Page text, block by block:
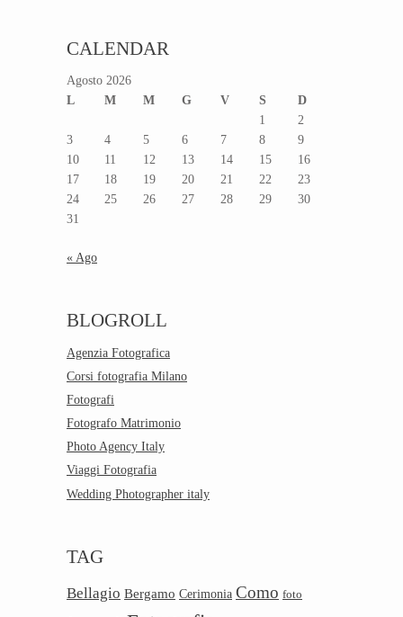
CALENDAR
Agosto 2026
L
M M G V S
D
1
2
3
4 5 6 7 8
9
10
11 12 13 14 15
16
17
18 19 20 21 22
23
24
25 26 27 28 29
30
31
« Ago
BLOGROLL
Agenzia Fotografica
Corsi fotografia Milano
Fotografi
Fotografo Matrimonio
Photo Agency Italy
Viaggi Fotografia
Wedding Photographer italy
TAG
Bellagio Bergamo Cerimonia Como foto